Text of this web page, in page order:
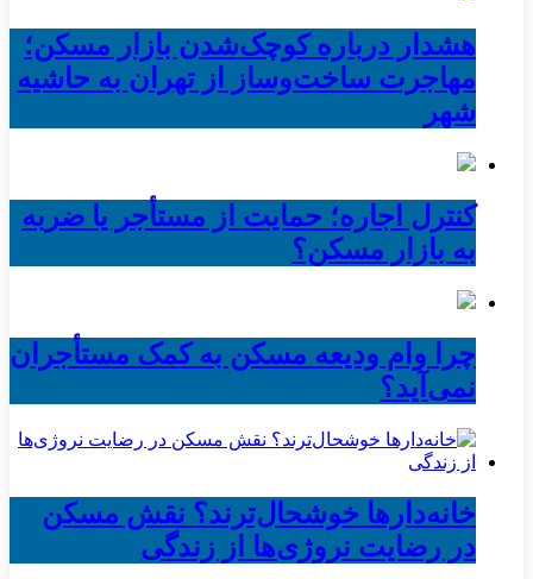
هشدار درباره کوچک‌شدن بازار مسکن؛
مهاجرت ساخت‌وساز از تهران به حاشیه‌
شهر
کنترل اجاره؛ حمایت از مستأجر یا ضربه
به بازار مسکن؟
چرا وام ودیعه مسکن به کمک مستأجران
نمی‌آید؟
خانه‌دارها خوشحال‌ترند؟ نقش مسکن
در رضایت نروژی‌ها از زندگی